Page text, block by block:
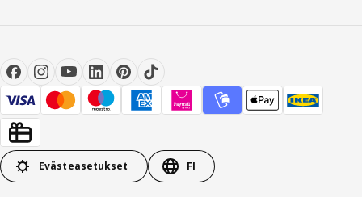
Evästeasetukset FI